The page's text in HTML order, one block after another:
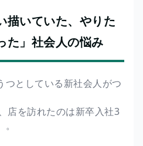
描いていた、やりた
た」社会人の悩み
つとしている新社会人がつ
店を訪れたのは新卒入社3